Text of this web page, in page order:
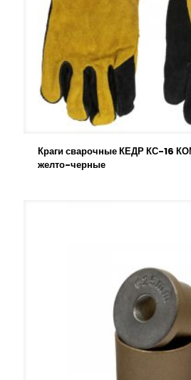
Краги сварочные КЕДР КС-16
желто-черные